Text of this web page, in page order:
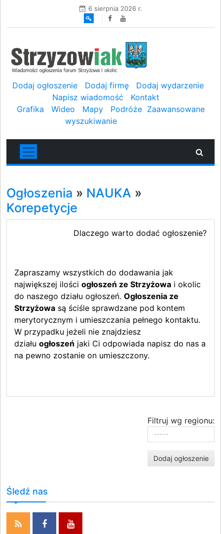
6 sierpnia 2026 r.
Dodaj ogłoszenie Dodaj firmę
Dodaj wydarzenie
Napisz wiadomość
Kontakt
Grafika
Wideo Mapy Podróże Zaawansowane
wyszukiwanie
Ogłoszenia » NAUKA »
Korepetycje
Dlaczego warto dodać ogłoszenie?
Zapraszamy wszystkich do dodawania jak
największej ilości ogłoszeń ze Strzyżowa i okolic
do naszego działu ogłoszeń. Ogłoszenia ze
Strzyżowa są ściśle sprawdzane pod kontem
merytorycznym i umieszczania pełnego kontaktu.
W przypadku jeżeli nie znajdziesz
działu ogłoszeń jaki Ci odpowiada napisz do nas a
na pewno zostanie on umieszczony.
Filtruj wg regionu:
Dodaj ogłoszenie
Śledź nas